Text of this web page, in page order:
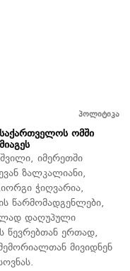
პოლიტიკა
ომში
იმერეთში
ზალკალიანი,
ჭიღვარია,
წარმომადგენლები,
დაღუპული
წევრებთან ერთად,
მივიდნენ